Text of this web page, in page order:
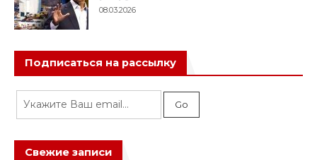
08.03.2026
Подписаться на рассылку
Свежие записи